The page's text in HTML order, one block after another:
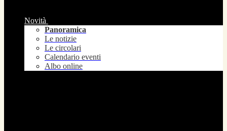
Novità
Panoramica
Le notizie
Le circolari
Calendario eventi
Albo online